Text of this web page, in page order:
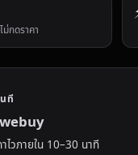
ม่กดราคา
ที
ไวภายใน 10–30 นาที